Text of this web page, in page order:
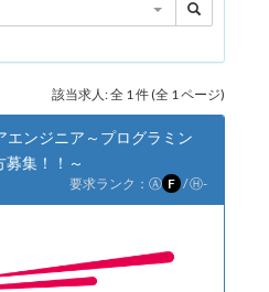
該当求人: 全 1 件 (全 1 ページ)
エンジニア～プログラミン
募集！！～
要求ランク： Ⓐ F /Ⓗ-